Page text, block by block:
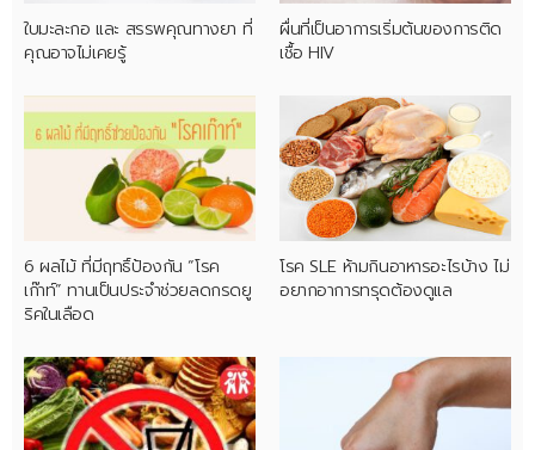
ใบมะละกอ และ สรรพคุณทางยา ที่
คุณอาจไม่เคยรู้
ผื่นที่เป็นอาการเริ่มต้นของการติด
เชื้อ HIV
6 ผลไม้ ที่มีฤทธิ์ป้องกัน “โรค
เก๊าท์” ทานเป็นประจำช่วยลดกรดยู
ริคในเลือด
โรค SLE ห้ามกินอาหารอะไรบ้าง ไม่
อยากอาการทรุดต้องดูแล